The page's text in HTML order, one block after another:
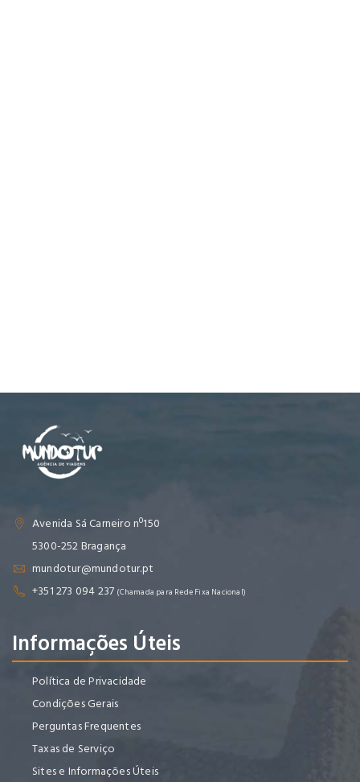
Avenida Sá Carneiro nº150
5300-252 Bragança
mundotur@mundotur.pt
+351 273 094 237 (Chamada para Rede Fixa Nacional)
Informações Úteis
Política de Privacidade
Condições Gerais
Perguntas Frequentes
Taxas de Serviço
Sites e Informações Úteis